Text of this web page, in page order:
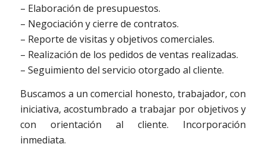
– Elaboración de presupuestos.
– Negociación y cierre de contratos.
– Reporte de visitas y objetivos comerciales.
– Realización de los pedidos de ventas realizadas.
– Seguimiento del servicio otorgado al cliente.
Buscamos a un comercial honesto, trabajador, con
iniciativa, acostumbrado a trabajar por objetivos y
con orientación al cliente. Incorporación
inmediata.